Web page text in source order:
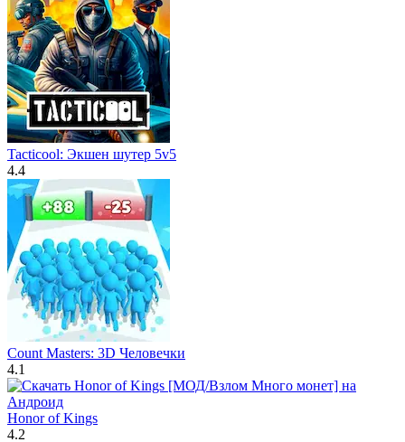
Tacticool: Экшен шутер 5v5
4.4
Count Masters: 3D Человечки
4.1
Honor of Kings
4.2